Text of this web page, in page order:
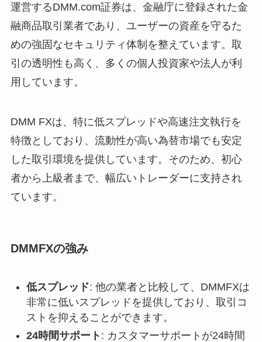
運営するDMM.com証券は、金融庁に登録された金
融商品取引業者であり、ユーザーの資産を守るた
めの強固なセキュリティ体制を整えています。取
引の透明性も高く、多くの個人投資家や法人が利
用しています。
DMM FXは、特に低スプレッドや高速注文執行を
特徴としており、流動性が高い為替市場でも安定
した取引環境を提供しています。そのため、初心
者から上級者まで、幅広いトレーダーに支持され
ています。
DMMFXの強み
低スプレッド: 他の業者と比較して、DMMFXは
非常に低いスプレッドを提供しており、取引コ
ストを抑えることができます。
24時間サポート : カスタマーサポートが24時間